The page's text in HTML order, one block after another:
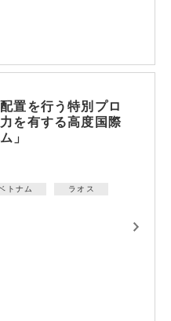
置を行う特別プロ
を有する高度国際
」
トナム ラオス